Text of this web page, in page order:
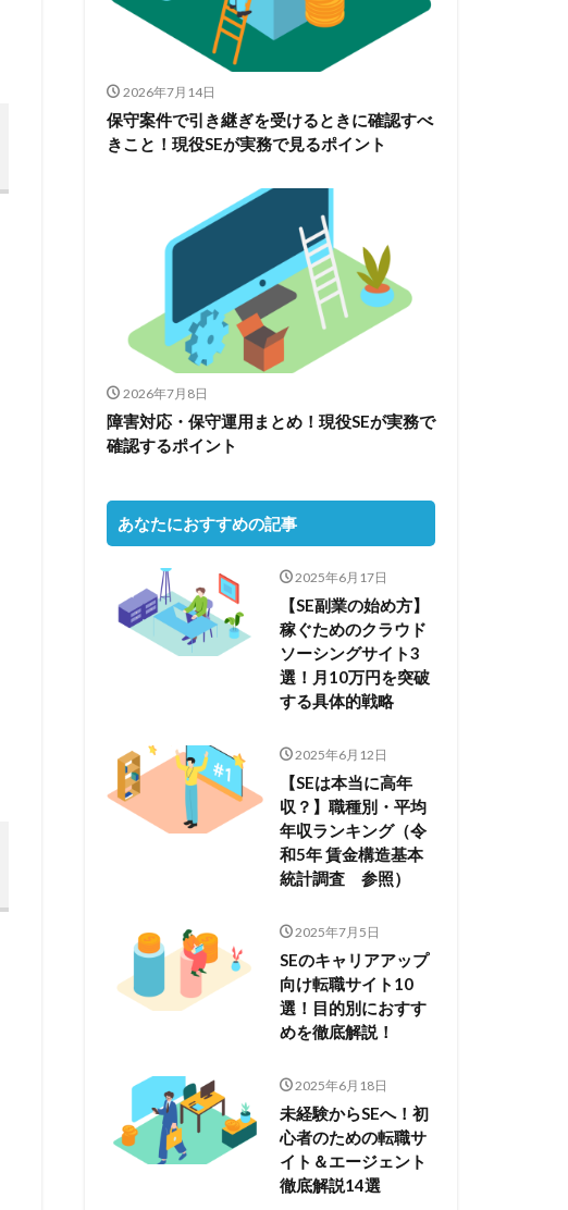
2026年7月14日
保守案件で引き継ぎを受けるときに確認すべ
きこと！現役SEが実務で見るポイント
2026年7月8日
障害対応・保守運用まとめ！現役SEが実務で
確認するポイント
あなたにおすすめの記事
2025年6月17日
【SE副業の始め方】
稼ぐためのクラウド
ソーシングサイト3
選！月10万円を突破
する具体的戦略
2025年6月12日
【SEは本当に高年
収？】職種別・平均
年収ランキング（令
和5年 賃金構造基本
統計調査 参照）
2025年7月5日
SEのキャリアアップ
向け転職サイト10
選！目的別におすす
めを徹底解説！
2025年6月18日
未経験からSEへ！初
心者のための転職サ
イト＆エージェント
徹底解説14選